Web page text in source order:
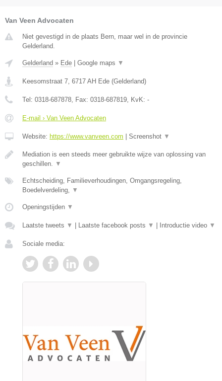
Van Veen Advocaten
Niet gevestigd in de plaats Bern, maar wel in de provincie
Gelderland.
Gelderland » Ede Google maps ▼
Keesomstraat 7 6717 AH Ede (Gelderland)
Tel: 0318-687878 , Fax: 0318-687819 , KvK: -
E-mail › Van Veen Advocaten
Website: https://www.vanveen.com Screenshot ▼
Mediation is een steeds meer gebruikte wijze van oplossing van
geschillen.
▼
Echtscheiding, Familieverhoudingen, Omgangsregeling,
Boedelverdeling,
▼
Openingstijden ▼
Laatste tweets ▼ Laatste facebook posts ▼ Introductie video ▼
Sociale media: